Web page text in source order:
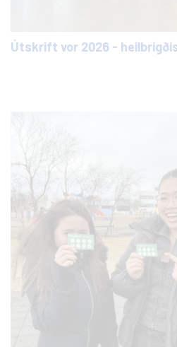
Útskrift vor 2026 -